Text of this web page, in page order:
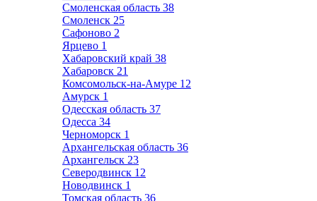
Смоленская область 38
Смоленск 25
Сафоново 2
Ярцево 1
Хабаровский край 38
Хабаровск 21
Комсомольск-на-Амуре 12
Амурск 1
Одесская область 37
Одесса 34
Черноморск 1
Архангельская область 36
Архангельск 23
Северодвинск 12
Новодвинск 1
Томская область 36